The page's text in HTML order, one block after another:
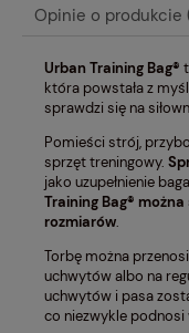
Opinie o produkcie
Urban Training Bag®
która powstała z
sprawdzi się na
Pomieści strój,
sprzęt treningowy.
jako uzupełnienie
Training Bag® można
rozmiarów.
Torbę można
uchwytów albo na
uchwytów i pasa
co niezwykle podnosi